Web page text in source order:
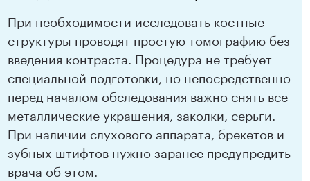
При необходимости исследовать костные
структуры проводят простую томографию без
введения контраста. Процедура не требует
специальной подготовки, но непосредственно
перед началом обследования важно снять все
металлические украшения, заколки, серьги.
При наличии слухового аппарата, брекетов и
зубных штифтов нужно заранее предупредить
врача об этом.